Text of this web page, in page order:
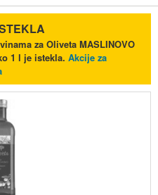
za Oliveta MASLINOVO
1 l je istekla. Akcije za